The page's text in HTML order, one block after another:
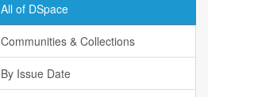
All of DSpace
Communities & Collections
By Issue Date